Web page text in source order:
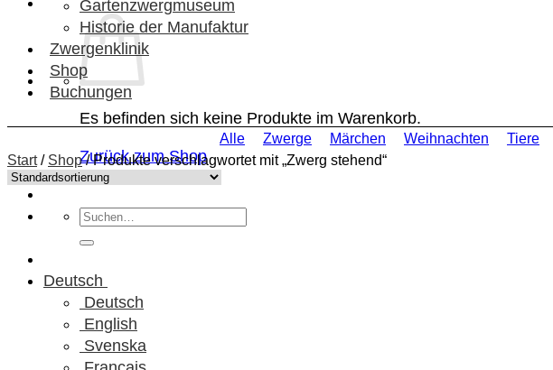
Es befinden sich keine Produkte im Warenkorb.
Zurück zum Shop
Suchen
nach:
Deutsch
Deutsch
English
Svenska
Gartenzwergmuseum
Historie der Manufaktur
Zwergenklinik
Shop
Buchungen
Alle Zwerge Märchen Weihnachten Tiere
Start / Shop /Produkte verschlagwortet mit „Zwerg stehend“